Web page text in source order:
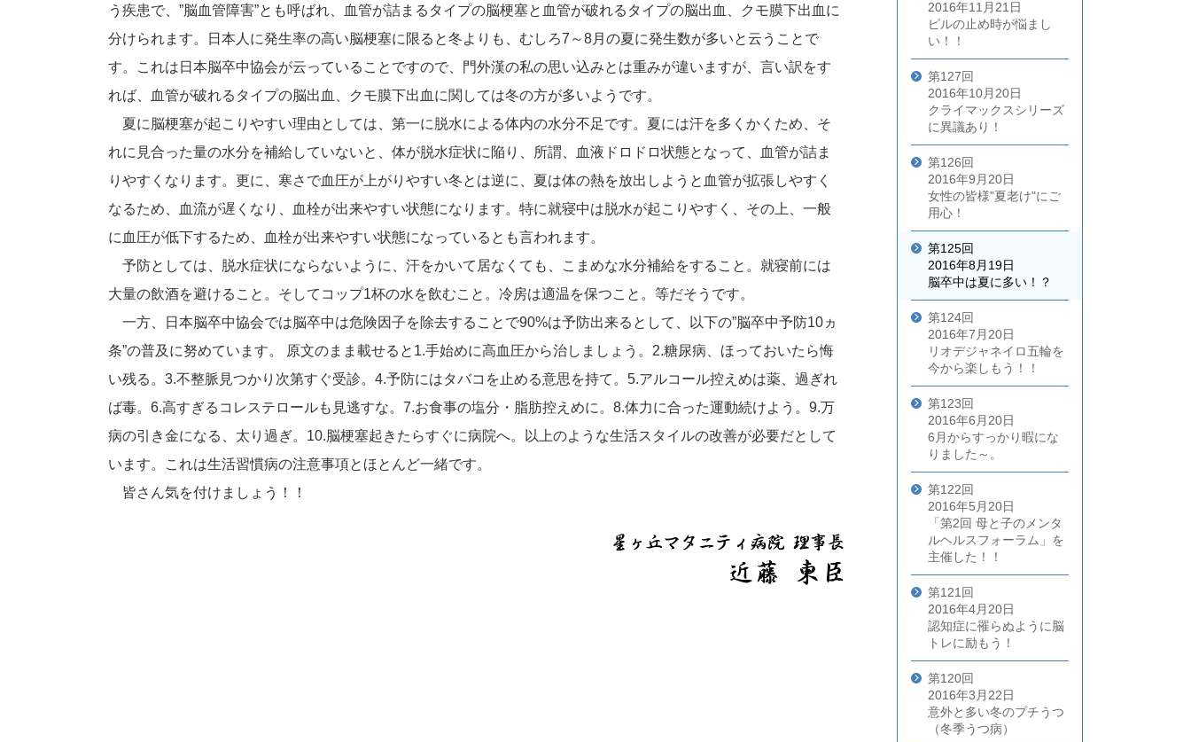
う疾患で、”脳血管障害”とも呼ばれ、血管が詰まるタイプの脳梗塞と血管が破れるタイプの脳出血、クモ膜下出血に
分けられます。日本人に発生率の高い脳梗塞に限ると冬よりも、むしろ7～8月の夏に発生数が多いと云うことで
す。これは日本脳卒中協会が云っていることですので、門外漢の私の思い込みとは重みが違いますが、言い訳をす
れば、血管が破れるタイプの脳出血、クモ膜下出血に関しては冬の方が多いようです。
夏に脳梗塞が起こりやすい理由としては、第一に脱水による体内の水分不足です。夏には汗を多くかくため、そ
れに見合った量の水分を補給していないと、体が脱水症状に陥り、所謂、血液ドロドロ状態となって、血管が詰ま
りやすくなります。更に、寒さで血圧が上がりやすい冬とは逆に、夏は体の熱を放出しようと血管が拡張しやすく
なるため、血流が遅くなり、血栓が出来やすい状態になります。特に就寝中は脱水が起こりやすく、その上、一般
に血圧が低下するため、血栓が出来やすい状態になっているとも言われます。
予防としては、脱水症状にならないように、汗をかいて居なくても、こまめな水分補給をすること。就寝前には
大量の飲酒を避けること。そしてコップ1杯の水を飲むこと。冷房は適温を保つこと。等だそうです。
一方、日本脳卒中協会では脳卒中は危険因子を除去することで90%は予防出来るとして、以下の”脳卒中予防10ヵ
条”の普及に努めています。 原文のまま載せると1.手始めに高血圧から治しましょう。2.糖尿病、ほっておいたら悔
い残る。3.不整脈見つかり次第すぐ受診。4.予防にはタバコを止める意思を持て。5.アルコール控えめは薬、過ぎれ
ば毒。6.高すぎるコレステロールも見逃すな。7.お食事の塩分・脂肪控えめに。8.体力に合った運動続けよう。9.万
病の引き金になる、太り過ぎ。10.脳梗塞起きたらすぐに病院へ。以上のような生活スタイルの改善が必要だとして
います。これは生活習慣病の注意事項とほとんど一緒です。
皆さん気を付けましょう！！
2016年11月21日
ピルの止め時が悩まし
い！！
第127回
2016年10月20日
クライマックスシリーズ
に異議あり！
第126回
2016年9月20日
女性の皆様"夏老け"にご
用心！
第125回
2016年8月19日
脳卒中は夏に多い！？
第124回
2016年7月20日
リオデジャネイロ五輪を
今から楽しもう！！
第123回
2016年6月20日
6月からすっかり暇にな
りました～。
第122回
2016年5月20日
「第2回 母と子のメンタ
ルヘルスフォーラム」を
主催した！！
第121回
2016年4月20日
認知症に罹らぬように脳
トレに励もう！
第120回
2016年3月22日
意外と多い冬のプチうつ
（冬季うつ病）